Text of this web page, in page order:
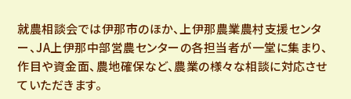
就農相談会では伊那市のほか、上伊那農業農村支援センタ
ー、JA上伊那中部営農センターの各担当者が一堂に集まり、
作目や資金面、農地確保など、農業の様々な相談に対応させ
ていただきます。